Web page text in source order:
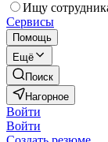
Ищу
Сервисы
Помощь
Ещё
Поиск
Нагорное
Войти
Войти